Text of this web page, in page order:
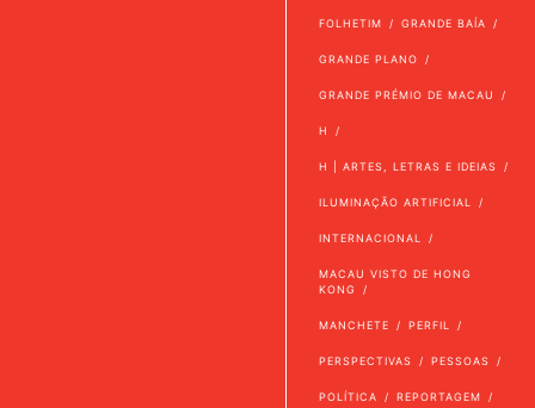
FOLHETIM GRANDE BAÍA
GRANDE PLANO
GRANDE PRÉMIO DE MACAU
H
H | ARTES, LETRAS E IDEIAS
ILUMINAÇÃO ARTIFICIAL
INTERNACIONAL
MACAU VISTO DE HONG
KONG
MANCHETE PERFIL
PERSPECTIVAS PESSOAS
POLÍTICA REPORTAGEM